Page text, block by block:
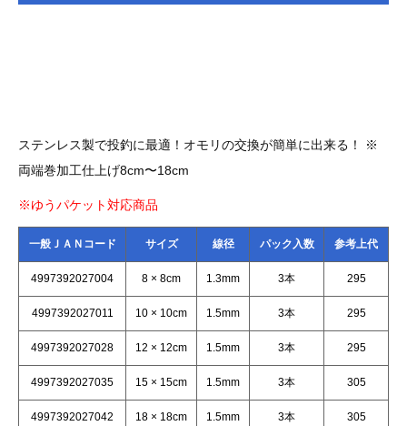
ステンレス製で投釣に最適！オモリの交換が簡単に出来る！ ※
両端巻加工仕上げ8cm〜18cm
※ゆうパケット対応商品
一般ＪＡＮコード サイズ 線径 パック入数 参考上代
4997392027004 8 × 8cm 1.3mm 3本 295
4997392027011 10 × 10cm 1.5mm 3本 295
4997392027028 12 × 12cm 1.5mm 3本 295
4997392027035 15 × 15cm 1.5mm 3本 305
4997392027042 18 × 18cm 1.5mm 3本 305